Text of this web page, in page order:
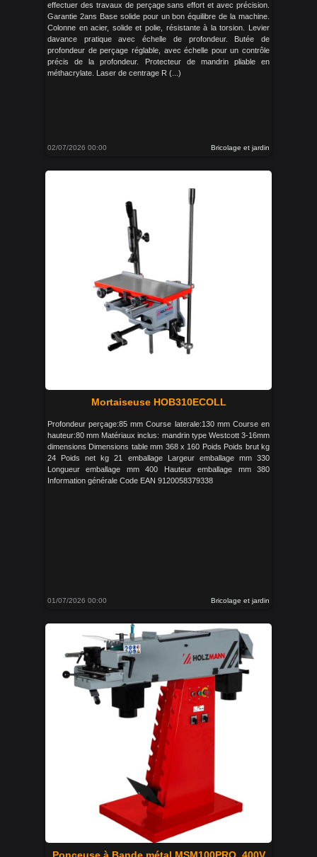
effectuer des travaux de perçage sans effort et avec précision.
Garantie 2ans Base solide pour un bon équilibre de la machine.
Colonne en acier, solide et polie, résistante à la torsion. Levier
davance pratique avec échelle de profondeur. Butée de
profondeur de perçage réglable, avec échelle pour un contrôle
précis de la profondeur. Protecteur de mandrin pliable en
méthacrylate. Laser de centrage R (...)
02/07/2026 00:00 Bricolage et jardin
Mortaiseuse HOB310ECOLL
Profondeur perçage:85 mm Course laterale:130 mm Course en
hauteur:80 mm Matériaux inclus: mandrin type Westcott 3-16mm
dimensions Dimensions table mm 368 x 160 Poids Poids brut kg
24 Poids net kg 21 emballage Largeur emballage mm 330
Longueur emballage mm 400 Hauteur emballage mm 380
Information générale Code EAN 9120058379338
01/07/2026 00:00 Bricolage et jardin